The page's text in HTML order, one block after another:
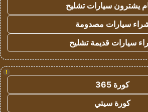
يشترون سيارات تشليح
سيارات مصدومة
سيارات قديمة تشليح
!
كورة 365
كورة سيتي